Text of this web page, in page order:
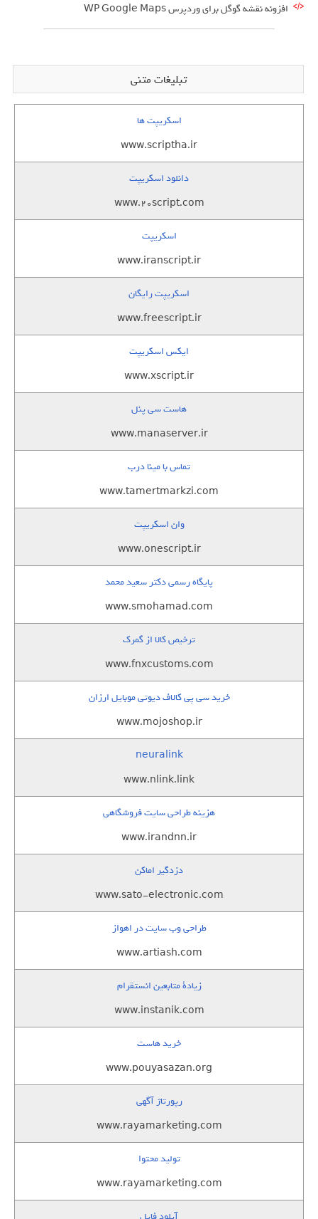
افزونه نقشه گوگل برای وردپرس WP Google Maps
تبلیغات متنی
اسکریپت ها
www.scriptha.ir
دانلود اسکریپت
www.20script.com
اسکریپت
www.iranscript.ir
اسکریپت رایگان
www.freescript.ir
ایکس اسکریپت
www.xscript.ir
هاست سی پنل
www.manaserver.ir
تماس با مینا درب
www.tamertmarkzi.com
وان اسکریپت
www.onescript.ir
پایگاه رسمی دکتر سعید محمد
www.smohamad.com
ترخیص کالا از گمرک
www.fnxcustoms.com
خرید سی پی کالاف دیوتی موبایل ارزان
www.mojoshop.ir
neuralink
www.nlink.link
هزینه طراحی سایت فروشگاهی
www.irandnn.ir
دزدگیر اماکن
www.sato-electronic.com
طراحی وب سایت در اهواز
www.artiash.com
زيادة متابعين انستقرام
www.instanik.com
خرید هاست
www.pouyasazan.org
رپورتاژ آگهی
www.rayamarketing.com
تولید محتوا
www.rayamarketing.com